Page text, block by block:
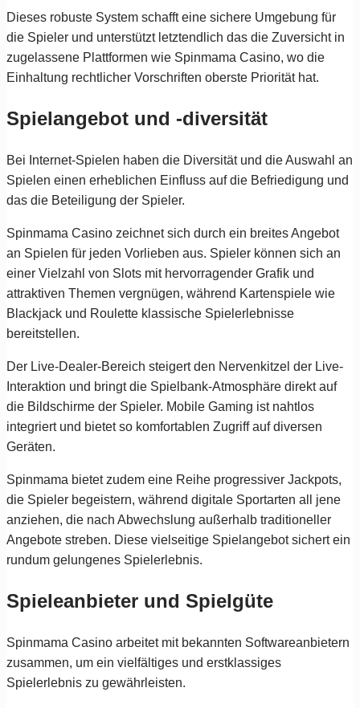
Dieses robuste System schafft eine sichere Umgebung für
die Spieler und unterstützt letztendlich das die Zuversicht in
zugelassene Plattformen wie Spinmama Casino, wo die
Einhaltung rechtlicher Vorschriften oberste Priorität hat.
Spielangebot und -diversität
Bei Internet-Spielen haben die Diversität und die Auswahl an
Spielen einen erheblichen Einfluss auf die Befriedigung und
das die Beteiligung der Spieler.
Spinmama Casino zeichnet sich durch ein breites Angebot
an Spielen für jeden Vorlieben aus. Spieler können sich an
einer Vielzahl von Slots mit hervorragender Grafik und
attraktiven Themen vergnügen, während Kartenspiele wie
Blackjack und Roulette klassische Spielerlebnisse
bereitstellen.
Der Live-Dealer-Bereich steigert den Nervenkitzel der Live-
Interaktion und bringt die Spielbank-Atmosphäre direkt auf
die Bildschirme der Spieler. Mobile Gaming ist nahtlos
integriert und bietet so komfortablen Zugriff auf diversen
Geräten.
Spinmama bietet zudem eine Reihe progressiver Jackpots,
die Spieler begeistern, während digitale Sportarten all jene
anziehen, die nach Abwechslung außerhalb traditioneller
Angebote streben. Diese vielseitige Spielangebot sichert ein
rundum gelungenes Spielerlebnis.
Spieleanbieter und Spielgüte
Spinmama Casino arbeitet mit bekannten Softwareanbietern
zusammen, um ein vielfältiges und erstklassiges
Spielerlebnis zu gewährleisten.